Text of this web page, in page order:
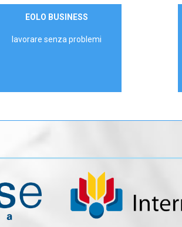
ContattaciEOLO BUSINESS
lavorare senza problemi